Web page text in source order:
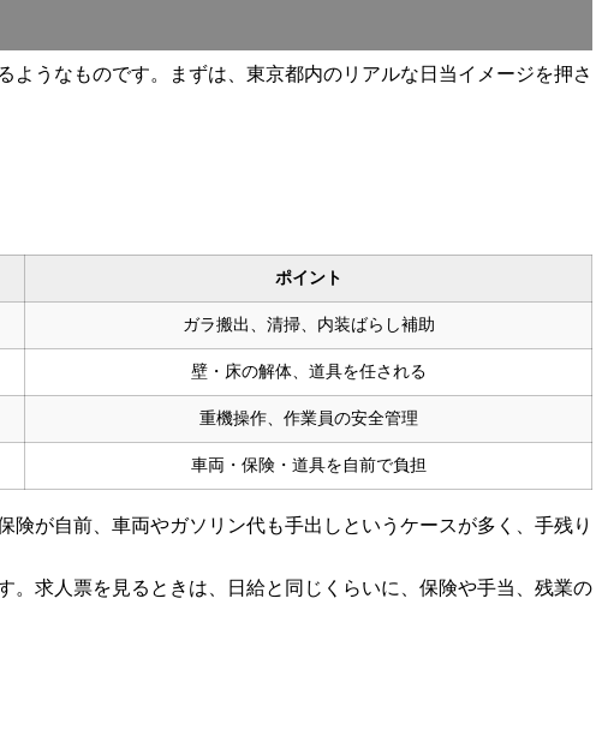
うなものです。まずは、東京都内のリアルな日当イメージを押さ
ポイント
ガラ搬出、清掃、内装ばらし補助
壁・床の解体、道具を任される
重機操作、作業員の安全管理
車両・保険・道具を自前で負担
が自前、車両やガソリン代も手出しというケースが多く、手残り
求人票を見るときは、日給と同じくらいに、保険や手当、残業の